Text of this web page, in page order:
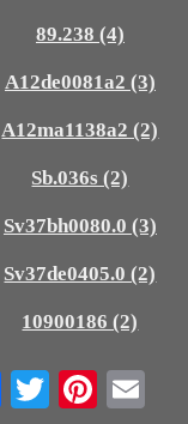
89.238 (4)
A12de0081a2 (3)
A12ma1138a2 (2)
Sb.036s (2)
Sv37bh0080.0 (3)
Sv37de0405.0 (2)
10900186 (2)
Email